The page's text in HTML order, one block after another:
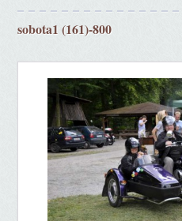
sobota1 (161)-800